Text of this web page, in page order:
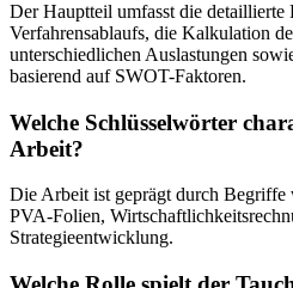
Der Hauptteil umfasst die detaillierte
Verfahrensablaufs, die Kalkulation
unterschiedlichen Auslastungen
basierend auf SWOT-Faktoren.
Welche Schlüsselwörter
Arbeit?
Die Arbeit ist geprägt durch Begriffe
PVA-Folien,
Strategieentwicklung.